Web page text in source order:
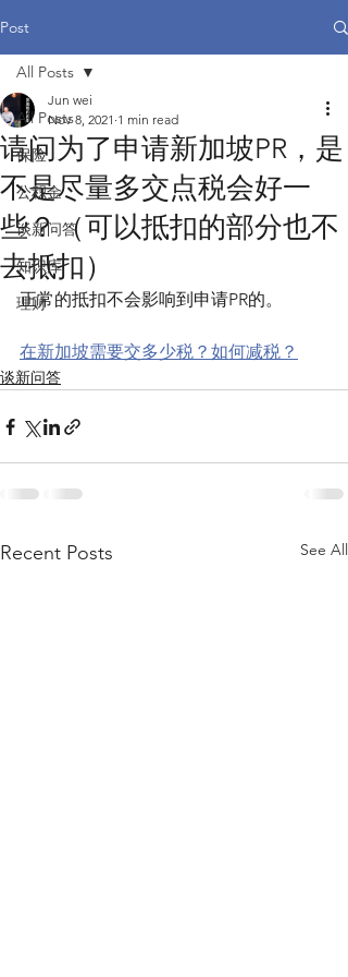
Post
All Posts
保险
公积金
谈新问答
知识库
理财
All Posts
请问为了申请新加坡PR，是
不是尽量多交点税会好一
些？（可以抵扣的部分也不
去抵扣）
Jun wei
Nov 8, 2021 1 min read
正常的抵扣不会影响到申请PR的。
在新加坡需要交多少税？如何减税？
谈新问答
Recent Posts See All